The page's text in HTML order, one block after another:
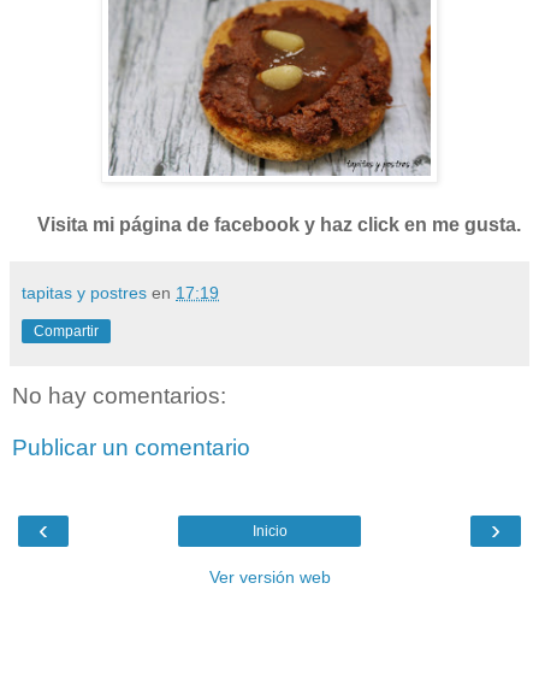
Visita mi página de facebook y haz click en me gusta.
tapitas y postres en 17:19
Compartir
No hay comentarios:
Publicar un comentario
‹ ›
Inicio
Ver versión web